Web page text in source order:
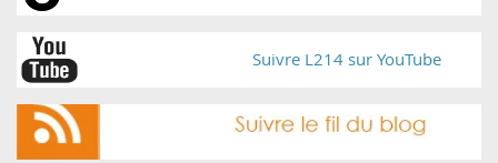
Suivre L214 sur YouTube